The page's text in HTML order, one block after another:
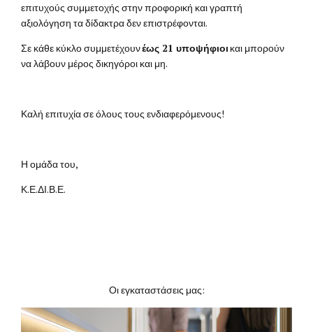
επιτυχούς συμμετοχής στην προφορική και γραπτή
αξιολόγηση τα δίδακτρα δεν επιστρέφονται.
Σε κάθε κύκλο συμμετέχουνέως 21 υποψήφιοικαι μπορούν
να λάβουν μέρος δικηγόροι και μη.
Καλή επιτυχία σε όλους τους ενδιαφερόμενους!
Η ομάδα του,
Κ.Ε.ΔΙ.Β.Ε.
Οι εγκαταστάσεις μας: